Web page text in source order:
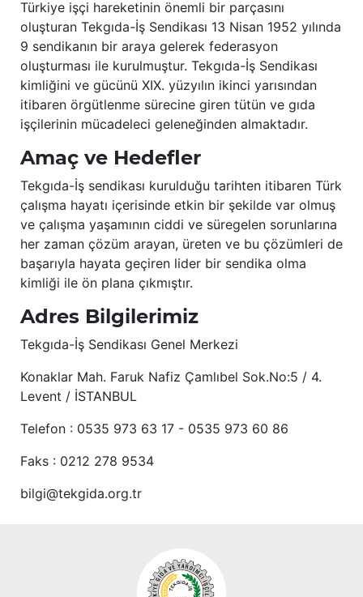
Türkiye işçi hareketinin önemli bir parçasını
oluşturan Tekgıda-İş Sendikası 13 Nisan 1952 yılında
9 sendikanın bir araya gelerek federasyon
oluşturması ile kurulmuştur. Tekgıda-İş Sendikası
kimliğini ve gücünü XIX. yüzyılın ikinci yarısından
itibaren örgütlenme sürecine giren tütün ve gıda
işçilerinin mücadeleci geleneğinden almaktadır.
Amaç ve Hedefler
Tekgıda-İş sendikası kurulduğu tarihten itibaren Türk
çalışma hayatı içerisinde etkin bir şekilde var olmuş
ve çalışma yaşamının ciddi ve süregelen sorunlarına
her zaman çözüm arayan, üreten ve bu çözümleri de
başarıyla hayata geçiren lider bir sendika olma
kimliği ile ön plana çıkmıştır.
Adres Bilgilerimiz
Tekgıda-İş Sendikası Genel Merkezi
Konaklar Mah. Faruk Nafiz Çamlıbel Sok.No:5 / 4.
Levent / İSTANBUL
Telefon : 0535 973 63 17 - 0535 973 60 86
Faks : 0212 278 9534
bilgi@tekgida.org.tr